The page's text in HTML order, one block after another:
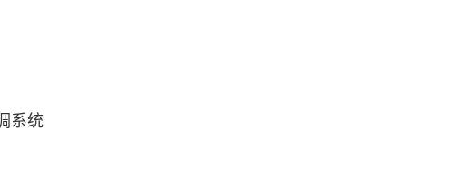
系统